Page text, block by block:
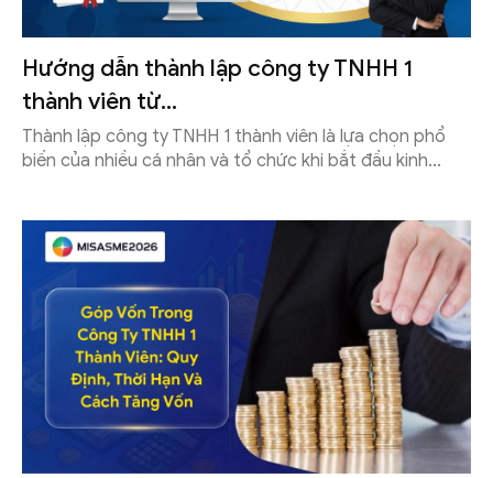
Hướng dẫn thành lập công ty TNHH 1
thành viên từ...
Thành lập công ty TNHH 1 thành viên là lựa chọn phổ
biến của nhiều cá nhân và tổ chức khi bắt đầu kinh...